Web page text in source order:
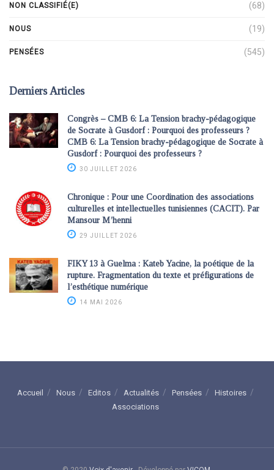
NON CLASSIFIÉ(E) (68)
NOUS (19)
PENSÉES (545)
Derniers Articles
Congrès – CMB 6: La Tension brachy-pédagogique
de Socrate à Gusdorf : Pourquoi des professeurs ?
CMB 6: La Tension brachy-pédagogique de Socrate à
Gusdorf : Pourquoi des professeurs ?
30 JUILLET 2026
Chronique : Pour une Coordination des associations
culturelles et intellectuelles tunisiennes (CACIT). Par
Mansour M’henni
29 JUILLET 2026
FIKY 13 à Guelma : Kateb Yacine, la poétique de la
rupture. Fragmentation du texte et préfigurations de
l’esthétique numérique
14 MAI 2026
Accueil Nous Editos Actualités Pensées
Histoires
Associations